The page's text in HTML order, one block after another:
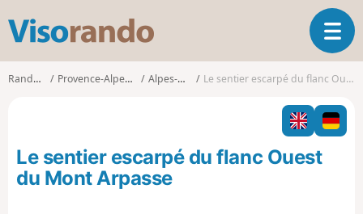
s
o
o
O
u
v
i
r
l
Randonnées Provence-Alpes-Côte d'Azur Alpes-Maritimes Le sentier escarpé du flanc Ouest du Mont Arpasse
Le sentier escarpé du flanc Ouest
du Mont Arpasse